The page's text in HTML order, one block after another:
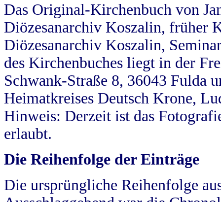
Das Original-Kirchenbuch von
Diözesanarchiv Koszalin, früher
Diözesanarchiv Koszalin,
des Kirchenbuches liegt in der
Schwank-Straße 8, 36043 Fulda
Heimatkreises Deutsch Krone,
Hinweis: Derzeit ist das
erlaubt.
Die Reihenfolge der Einträge
Die ursprüngliche Reihenfolge